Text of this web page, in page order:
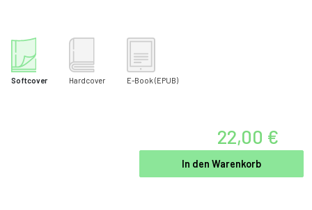
Softcover Hardcover E-Book (EPUB)
22,00 €
In den Warenkorb